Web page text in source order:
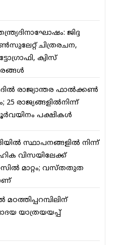
ജിദ്ദ
ചിത്രരചന,
ക്വിസ്
രാജ്യാന്തര ഫാല്‍ക്കണ്‍
25 രാജ്യങ്ങളില്‍നിന്ന്
പക്ഷികള്‍
സ്ഥാപനങ്ങളില്‍ നിന്ന്
വിസയിലേക്ക്
മാറ്റം; വസ്തതുത
മഠത്തിപ്പറമ്പിലിന്
യാത്രയയപ്പ്